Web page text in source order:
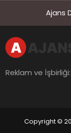
Ajans
Reklam ve
Copyright ©